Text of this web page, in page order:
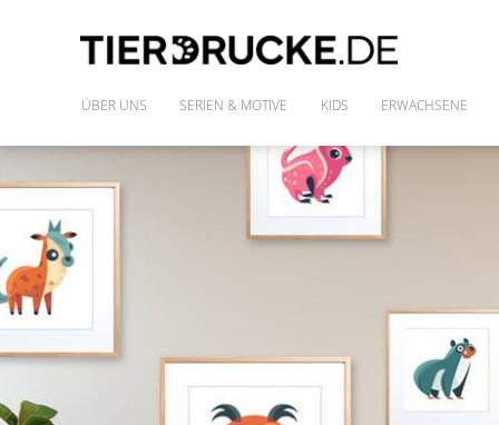
ÜBER UNS SERIEN & MOTIVE
IM WILDEN WALD
DIE FREUNDE DES PHARAO
ALLE MOTIVE
KIDS ERWACHSENE
SHIRTS